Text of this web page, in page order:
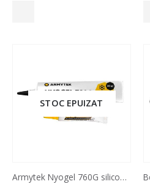
STOC EPUIZAT
Armytek Nyogel 760G silicon pentru intretinere cu rol de protectie